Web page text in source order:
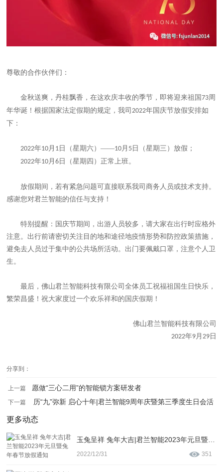
尊敬的合作伙伴们：
金秋送爽，丹桂飘香，在这欢庆丰收的季节，即将迎来祖国73 周
年华诞！根据国家法定假期的规定，我司 2022年国庆节放假安排如
下：
2022年10 月 1日（星期六）——10 月 5日（星期三）放假；
2022年10 月6日（星期四）正常上班。
放假期间，若有紧急问题可直接联系我司商务人员或技术支持。
感谢您对君兰智能的信任与支持！
特别提醒：国庆节期间，出游人员较多，请大家在出行时应格外
注意。出行前请密切关注目的地和途径地疫情形势和防控政策措施，
避免去人员过于集中的公共场所活动。出门要佩戴口罩，注意个人卫
生。
最后，佛山君兰智能科技有限公司全体员工祝福祖国生日快乐，
繁荣昌盛！祝大家度过一个欢乐祥和的国庆假期！
佛山君兰智能科技有限公司
2022年9月 29日
分享到：
上一篇 愿做“三心二用”的智能锁方案研发者
下一篇
历“九”弥新 启心十年|君兰智能9周年庆暨第三季度生日会活
动回顾
更多动态
玉兔呈祥 兔年大吉|君兰智能2023年元旦暨兔年春节放假通知
2022/12/31 351